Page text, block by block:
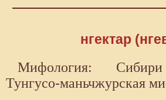
нгектар
Мифология:
Тунгусо-маньчжурская